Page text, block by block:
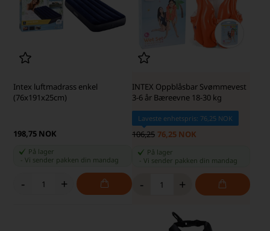
Intex luftmadrass enkel
(76x191x25cm)
198,75 NOK
På lager
-Vi sender pakken din mandag
- +
INTEX Oppblåsbar Svømmevest
3-6 år Bæreevne 18-30 kg
Laveste enhetspris: 76,25 NOK
106,25 76,25 NOK
På lager
Vi sender pakken din mandag
- +